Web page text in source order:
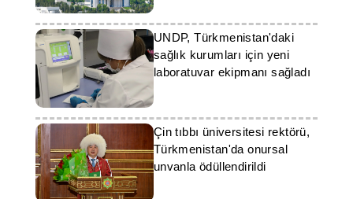
UNDP, Türkmenistan'daki
sağlık kurumları için yeni
laboratuvar ekipmanı sağladı
Çin tıbbı üniversitesi rektörü,
Türkmenistan'da onursal
unvanla ödüllendirildi